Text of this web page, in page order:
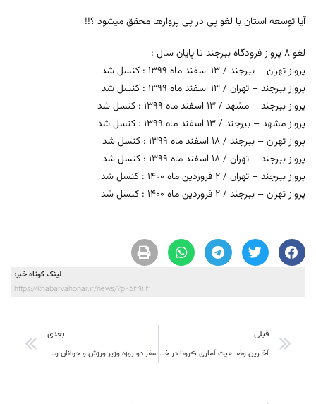
آیا توسعه استان با لغو پی در پی پروازها محقق میشود ؟!!
لغو 8 پرواز فرودگاه بیرجند تا پایان سال :
پرواز تهران – بیرجند / 13 اسفند ماه 1399 : کنسل شد
پرواز بیرجند – تهران / 13 اسفند ماه 1399 : کنسل شد
پرواز بیرجند – مشهد / 13 اسفند ماه 1399 : کنسل شد
پرواز مشهد – بیرجند / 13 اسفند ماه 1399 : کنسل شد
پرواز تهران – بیرجند / 18 اسفند ماه 1399 : کنسل شد
پرواز بیرجند – تهران / 18 اسفند ماه 1399 : کنسل شد
پرواز بیرجند – تهران / 2 فروردین ماه 1400 : کنسل شد
پرواز تهران – بیرجند / 2 فروردین ماه 1400 : کنسل شد
لینک کوتاه خبر:
https://khabarvahonar.ir/news/?p=53923
قبلی
آخـرین وضــعیت آماری ڪرونا در خــراسان جنــوبی
بعدی
سفر دو روزه وزیر ورزش و جوانان وزیر معین استان در اقتصاد مقاومتی به خراسان جتئبی